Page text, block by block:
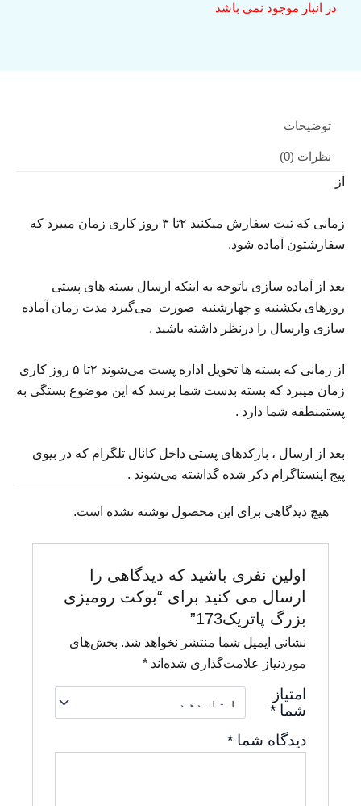
در انبار موجود نمی باشد
توضیحات
نظرات (0)
از
زمانی که ثبت سفارش میکنید ۲تا ۳ روز کاری زمان میبرد که
سفارشتون آماده شود.
بعد از آماده سازی باتوجه به اینکه ارسال بسته های پستی
روزهای یکشنبه و چهارشنبه صورت می‌گیرد مدت زمان آماده
سازی و ارسال را درنظر داشته باشید .
از زمانی که بسته ها تحویل اداره پست می‌شوند ۲تا ۵ روز کاری
زمان میبرد که بسته بدست شما برسد که این موضوع بستگی به
پستمنطقه شما دارد .
بعد از ارسال ، بارکدهای پستی داخل کانال تلگرام که در بیوی
پیج اینستاگرام ذکر شده گذاشته می‌شوند .
هیچ دیدگاهی برای این محصول نوشته نشده است.
اولین نفری باشید که دیدگاهی را
ارسال می کنید برای “بوکت رومیزی
بزرگ پاتریک173”
نشانی ایمیل شما منتشر نخواهد شد. بخش‌های
موردنیاز علامت‌گذاری شده‌اند *
امتیاز
شما *
دیدگاه شما *